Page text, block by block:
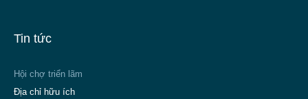
Tin tức
Hội chợ triển lãm
Địa chỉ hữu ích